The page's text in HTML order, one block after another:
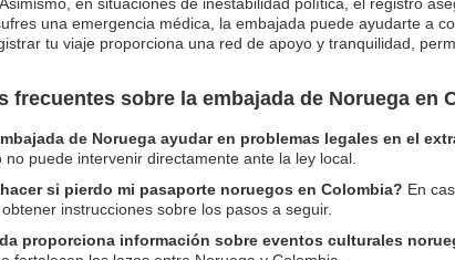
una emergencia médica, la embajada puede ayudarte a
tu viaje proporciona una red de apoyo y tranquilidad,
frecuentes sobre la embajada de Noruega en
de Noruega ayudar en problemas legales en el
no puede intervenir directamente ante la ley local.
si pierdo mi pasaporte noruegos en Colombia? En
instrucciones sobre los pasos a seguir.
proporciona información sobre eventos culturales